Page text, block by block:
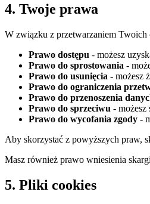
4. Twoje prawa
W związku z przetwarzaniem Twoich
Prawo dostępu - możesz
Prawo do sprostowania -
Prawo do usunięcia - możesz
Prawo do ograniczenia
Prawo do przenoszenia
Prawo do sprzeciwu - możesz
Prawo do wycofania zgody -
Aby skorzystać z powyższych praw,
Masz również prawo wniesienia
5. Pliki cookies